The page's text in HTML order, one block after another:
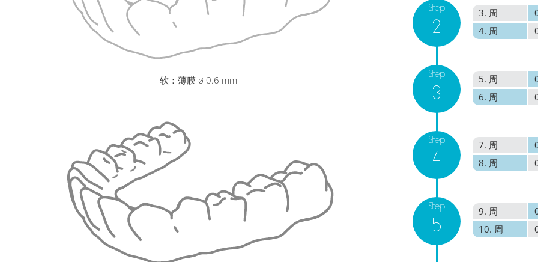
软：薄膜 ø 0.6 mm
Step
2
3. 周
4. 周
Step
3
5. 周
6. 周
Step
4
7. 周
8. 周
Step
5
9. 周
10. 周